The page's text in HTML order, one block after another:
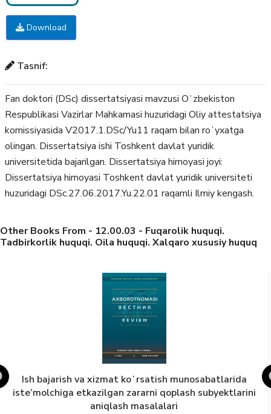
Download
Tasnif:
Fan doktori (DSc) dissertatsiyasi mavzusi Oʻzbekiston
Respublikasi Vazirlar Mahkamasi huzuridagi Oliy attestatsiya
komissiyasida V2017.1.DSc/Yu11 raqam bilan roʻyxatga
olingan. Dissertatsiya ishi Toshkent davlat yuridik
universitetida bajarilgan. Dissertatsiya himoyasi joyi:
Dissertatsiya himoyasi Toshkent davlat yuridik universiteti
huzuridagi DSc.27.06.2017.Yu.22.01 raqamli Ilmiy kengash.
Other Books From - 12.00.03 - Fuqarolik huquqi.
Tadbirkorlik huquqi. Oila huquqi. Xalqaro xususiy huquq
Ish bajarish va xizmat koʻrsatish munosabatlarida
iste’molchiga etkazilgan zararni qoplash subyektlarini
aniqlash masalalari